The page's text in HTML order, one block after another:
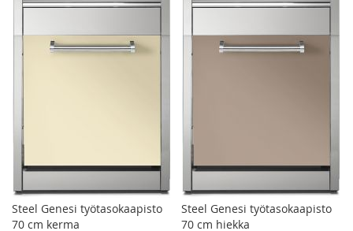
Steel Genesi työtasokaapisto
70 cm kerma
Steel Genesi työtasokaapisto
70 cm hiekka